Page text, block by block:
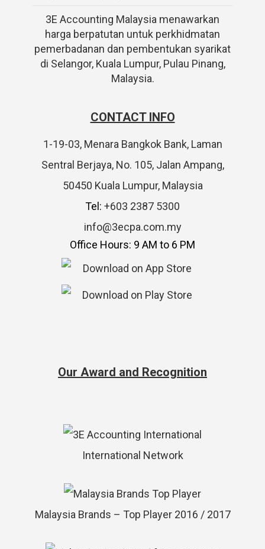
3E Accounting Malaysia menawarkan
harga berpatutan untuk perkhidmatan
pemerbadanan dan pembentukan syarikat
di Selangor, Kuala Lumpur, Pulau Pinang,
Malaysia.
CONTACT INFO
1-19-03, Menara Bangkok Bank, Laman
Sentral Berjaya, No. 105, Jalan Ampang,
50450 Kuala Lumpur, Malaysia
Tel: +603 2387 5300
info@3ecpa.com.my
Office Hours: 9 AM to 6 PM
Our Award and Recognition
International Network
Malaysia Brands – Top Player 2016 / 2017